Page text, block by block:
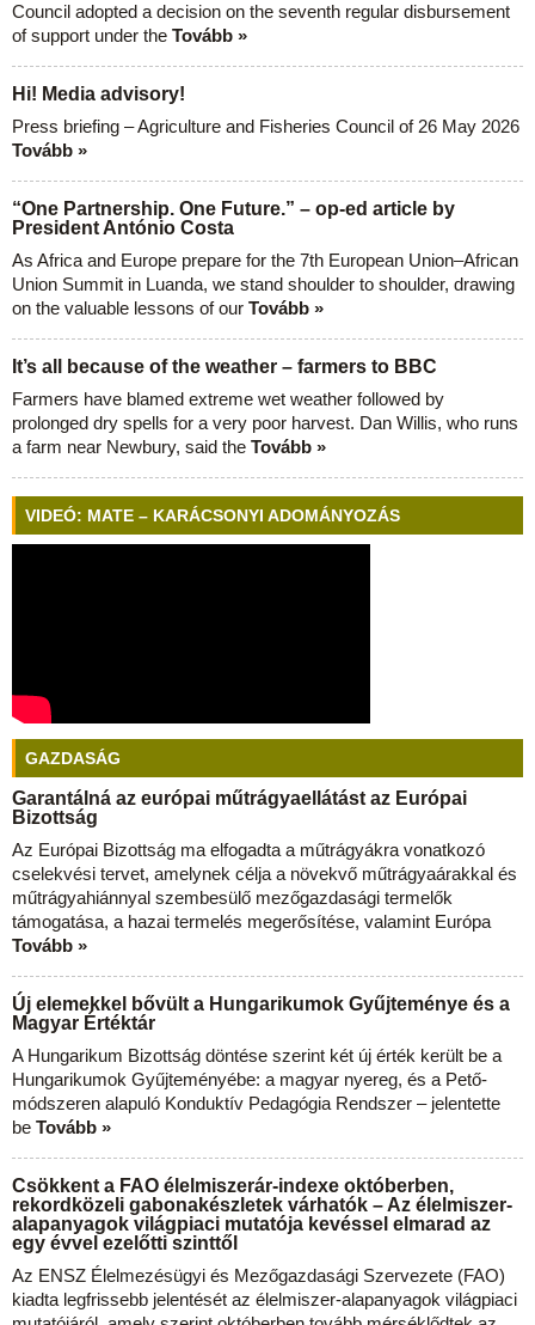
Council adopted a decision on the seventh regular disbursement
of support under the Tovább »
Hi! Media advisory!
Press briefing – Agriculture and Fisheries Council of 26 May 2026
Tovább »
“One Partnership. One Future.” – op-ed article by
President António Costa
As Africa and Europe prepare for the 7th European Union–African
Union Summit in Luanda, we stand shoulder to shoulder, drawing
on the valuable lessons of our Tovább »
It’s all because of the weather – farmers to BBC
Farmers have blamed extreme wet weather followed by
prolonged dry spells for a very poor harvest. Dan Willis, who runs
a farm near Newbury, said the Tovább »
VIDEÓ: MATE – KARÁCSONYI ADOMÁNYOZÁS
GAZDASÁG
Garantálná az európai műtrágyaellátást az Európai
Bizottság
Az Európai Bizottság ma elfogadta a műtrágyákra vonatkozó
cselekvési tervet, amelynek célja a növekvő műtrágyaárakkal és
műtrágyahiánnyal szembesülő mezőgazdasági termelők
támogatása, a hazai termelés megerősítése, valamint Európa
Tovább »
Új elemekkel bővült a Hungarikumok Gyűjteménye és a
Magyar Értéktár
A Hungarikum Bizottság döntése szerint két új érték került be a
Hungarikumok Gyűjteményébe: a magyar nyereg, és a Pető-
módszeren alapuló Konduktív Pedagógia Rendszer – jelentette
be Tovább »
Csökkent a FAO élelmiszerár-indexe októberben,
rekordközeli gabonakészletek várhatók – Az élelmiszer-
alapanyagok világpiaci mutatója kevéssel elmarad az
egy évvel ezelőtti szinttől
Az ENSZ Élelmezésügyi és Mezőgazdasági Szervezete (FAO)
kiadta legfrissebb jelentését az élelmiszer-alapanyagok világpiaci